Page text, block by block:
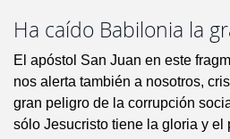
Ha caído Babilonia la
El apóstol San Juan en este
nos alerta también a nosotros,
gran peligro de la corrupción
sólo Jesucristo tiene la gloria y el